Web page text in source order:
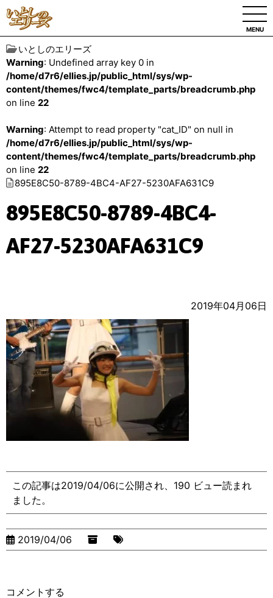
MENU
いとしのエリーズ
Warning: Undefined array key 0 in
/home/d7r6/ellies.jp/public_html/sys/wp-
content/themes/fwc4/template_parts/breadcrumb.php
on line 22
Warning: Attempt to read property "cat_ID" on null in
/home/d7r6/ellies.jp/public_html/sys/wp-
content/themes/fwc4/template_parts/breadcrumb.php
on line 22
895E8C50-8789-4BC4-AF27-5230AFA631C9
895E8C50-8789-4BC4-
AF27-5230AFA631C9
2019年04月06日
この記事は2019/04/06に公開され、190 ビュー読まれ
ました。
2019/04/06
コメントする